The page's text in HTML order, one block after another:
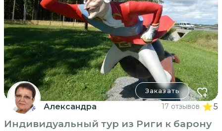
Заказать
Александра 17 отзывов 5
Индивидуальный тур из Риги к барону